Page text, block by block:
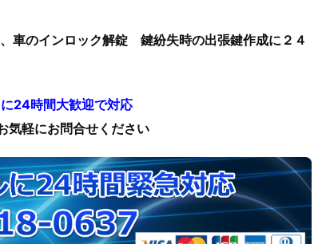
のインロック解錠 鍵紛失時の出張鍵作成に２４
24時間大歓迎で対応
気軽にお問合せください